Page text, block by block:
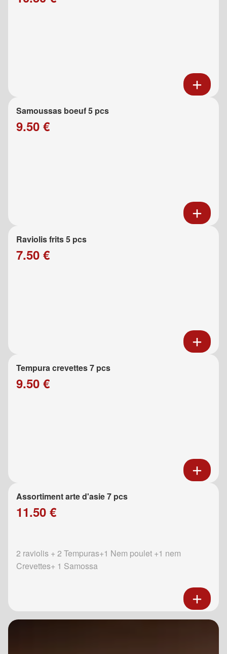
Samoussas boeuf 5 pcs
9.50 €
Raviolis frits 5 pcs
7.50 €
Tempura crevettes 7 pcs
9.50 €
Assortiment arte d'asie 7 pcs
11.50 €
2 raviolis + 2 Tempuras+1 Nem poulet +1 nem
Crevettes+ 1 Samossa